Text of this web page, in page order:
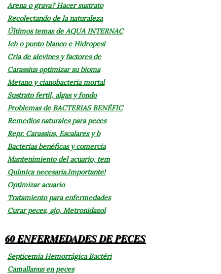
Arena o grava? Hacer sustrato
Recolectando de la naturaleza
Últimos temas de AQUA INTERNAC
Ich o punto blanco e Hidropesi
Cría de alevines y factores de
Carassius optimizar su bioma
Metano y cianobacteria mortal
Sustrato fertil, algas y fondo
Problemas de BACTERIAS BENÉFIC
Remedios naturales para peces
Repr. Carassius, Escalares y b
Bacterias benéficas y comercia
Mantenimiento del acuario, tem
Química necesaria.Importante!
Optimizar acuario
Tratamiento para enfermedades
Curar peces, ajo, Metronidazol
60 ENFERMEDADES DE PECES
Septicemia Hemorrágica Bactéri
Camallanus en peces